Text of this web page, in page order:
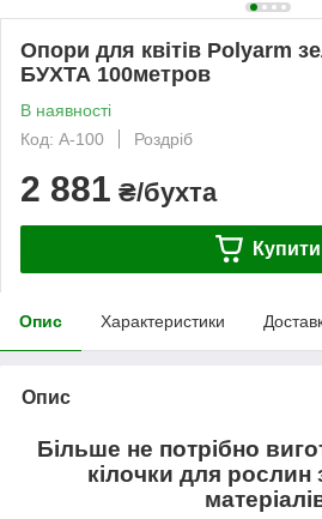
Опори для квітів Polyarm
БУХТА 100метров
В наявності
Код: А-100
Роздріб
2 881 ₴/бухта
Купити
Опис Характеристики
Опис
Більше не потрібно
кілочки для рослин